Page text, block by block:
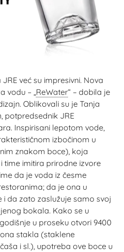
već su impresivni. Nova
– „ ReWater“ – dobila je
Oblikovali su je Tanja
potpredsednik JRE
Inspirisani lepotom vode,
izbočinom u
znakom boce), koja
time imitira prirodne izvore
da je voda iz česme
da je ona u
i da zato zaslužuje samo svoj
bokala. Kako se u
u proseku otvori 9400
stakla (staklene
i sl.), upotreba ove boce u